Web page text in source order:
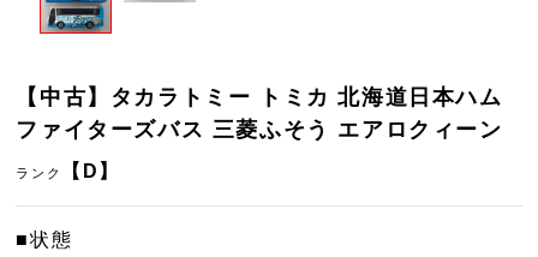
【中古】タカラトミー トミカ 北海道日本ハム
ファイターズバス 三菱ふそう エアロクィーン
ランク 【D】
■状態